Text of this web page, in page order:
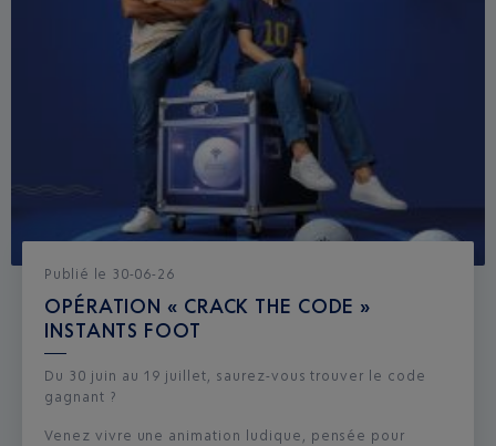
Publié le 30-06-26
OPÉRATION « CRACK THE CODE »
INSTANTS FOOT
Du 30 juin au 19 juillet, saurez-vous trouver le code
gagnant ?
Venez vivre une animation ludique, pensée pour